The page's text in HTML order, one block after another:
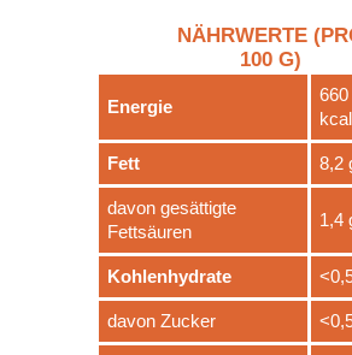
NÄHRWERTE
100 G)
Energie
kcal
Fett 8,2
davon gesättigte
Fettsäuren
1,4
Kohlenhydrate
davon Zucker